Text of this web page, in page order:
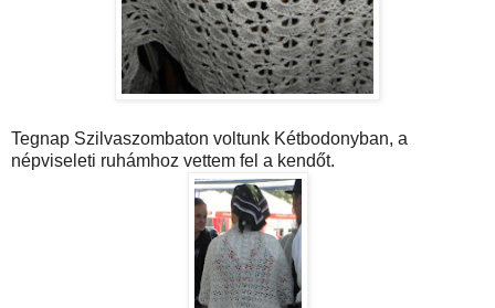
Tegnap Szilvaszombaton voltunk Kétbodonyban, a
népviseleti ruhámhoz vettem fel a kendőt.